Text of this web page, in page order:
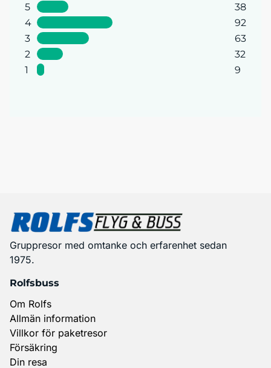
5
38
4
92
3
63
2
32
1
9
Gruppresor med omtanke och erfarenhet sedan
1975.
Rolfsbuss
Om Rolfs
Allmän information
Villkor för paketresor
Försäkring
Din resa